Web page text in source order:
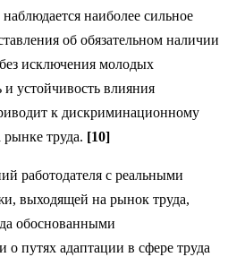
наиболее сильное
об обязательном наличии
без исключения молодых
устойчивость влияния
к дискриминационному
труда. [10]
работодателя с реальными
выходящей на рынок труда,
обоснованными
путях адаптации в сфере труда